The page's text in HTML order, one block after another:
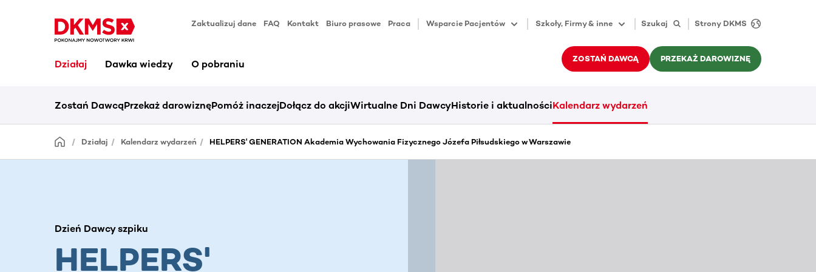
Zaktualizuj dane FAQ Kontakt Biuro prasowe Praca Wsparcie Pacjentów Szkoły, Firmy & inne Szukaj Strony DKMS
Działaj Dawka wiedzy O pobraniu ZOSTAŃ DAWCĄ PRZEKAŻ DAROWIZNĘ
Zostań DawcąPrzekaż darowiznęPomóż inaczejDołącz do akcjiWirtualne Dni DawcyHistorie i aktualnościKalendarz wydarzeń
Działaj Kalendarz wydarzeń HELPERS' GENERATION Akademia Wychowania Fizycznego Józefa Piłsudskiego w Warszawie
Dzień Dawcy szpiku
HELPERS'